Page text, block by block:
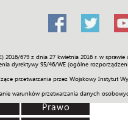
2016/679 z dnia 27 kwietnia 2016 r. w
dyrektywy 95/46/WE (ogólne
przetwarzania przez Wojskowy Instytut
warunków przetwarzania danych
Społeczność Sport Historia
Prawo